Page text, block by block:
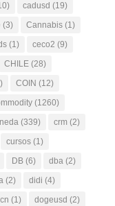
cadusd (19)
(3) Cannabis (1)
(1) ceco2 (9)
CHILE (28)
COIN (12)
(1260)
(339) crm (2)
cursos (1)
DB (6) dba (2)
(2) didi (4)
(1) dogeusd (2)